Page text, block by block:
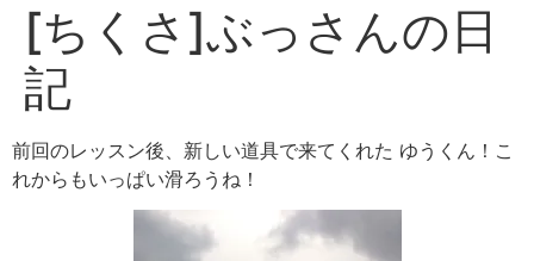
[ちくさ]ぶっさんの日
記
前回のレッスン後、新しい道具で来てくれた ゆうくん！こ
れからもいっぱい滑ろうね！